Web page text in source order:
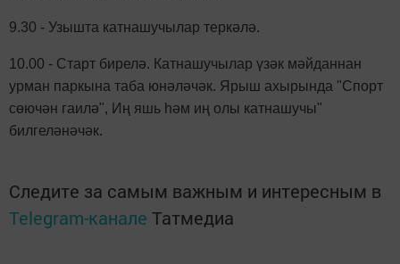
9.30 - Узышта катнашучылар теркәлә.
10.00 - Старт бирелә. Катнашучылар үзәк мәйданнан
урман паркына таба юнәләчәк. Ярыш ахырында "Спорт
сөючән гаилә", Иң яшь һәм иң олы катнашучы"
билгеләнәчәк.
Следите за самым важным и интересным в
Telegram-канале Татмедиа